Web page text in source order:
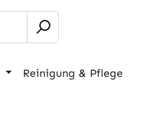
Reinigung & Pflege